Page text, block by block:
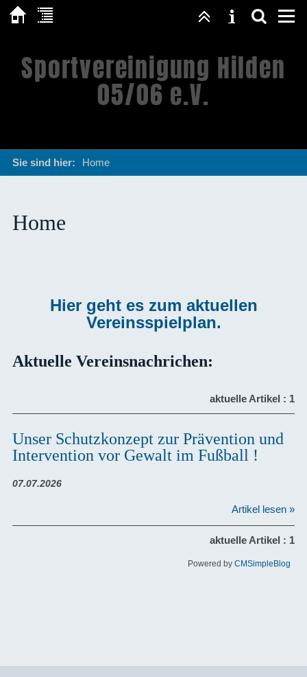
Sportvereinigung Hilden
05/06 e.V.
Sie sind hier: Home
Home
Hier geht es zum aktuellen
Vereinsspielplan.
Aktuelle Vereinsnachrichen:
aktuelle Artikel : 1
Unser Schutzkonzept zur Prävention und
Intervention vor Gewalt im Fußball !
07.07.2026
Artikel lesen »
aktuelle Artikel : 1
Powered byCMSimpleBlog